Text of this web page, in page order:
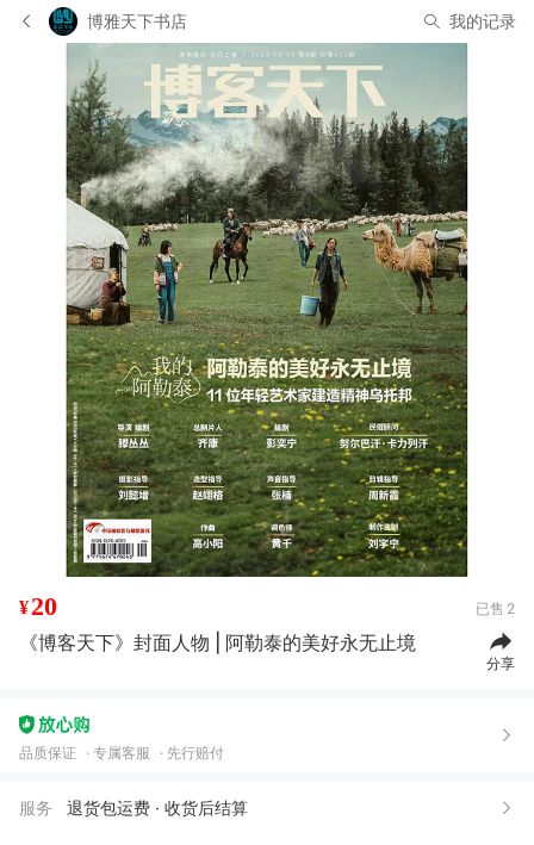
博雅天下书店 我的记录
¥20 已售 2
《博客天下》封面人物 | 阿勒泰的美好永无止境
分享
品质保证 专属客服 先行赔付
服务 退货包运费 · 收货后结算